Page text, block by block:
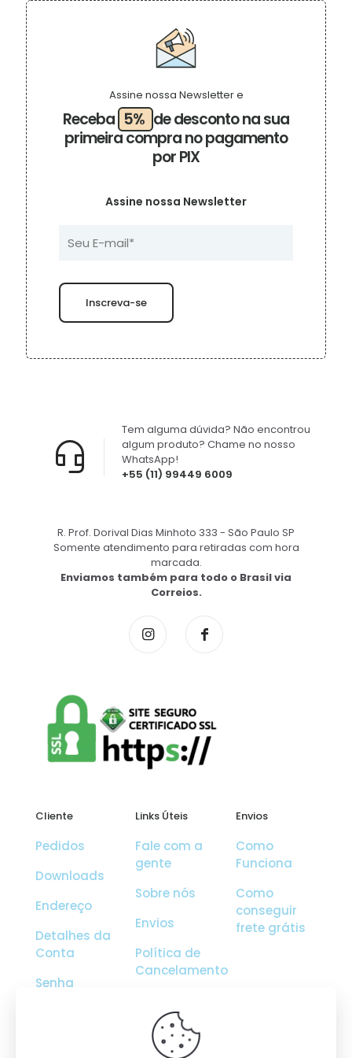
variantes.
opções
podem
ser
na
do
produto
Receba 5% de desconto na sua
primeira compra no pagamento
por PIX
Assine nossa Newsletter e
Assine nossa Newsletter
+55 (11) 99449 6009
Tem alguma dúvida? Não encontrou
algum produto? Chame no nosso
WhatsApp!
R. Prof. Dorival Dias Minhoto 333 - São Paulo SP
Somente atendimento para retiradas com hora
marcada.
Enviamos também para todo o Brasil via
Correios.
Cliente
Pedidos
Downloads
Endereço
Detalhes da
Conta
Senha
Links Úteis
Fale com a
gente
Sobre nós
Envios
Política de
Cancelamento
Envios
Como
Funciona
Como
conseguir
frete grátis